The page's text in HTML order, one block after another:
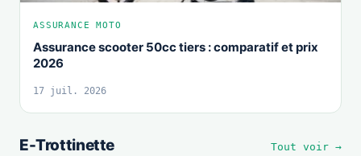
ASSURANCE MOTO
Assurance scooter 50cc tiers : comparatif et prix
2026
17 juil. 2026
E-Trottinette Tout voir →